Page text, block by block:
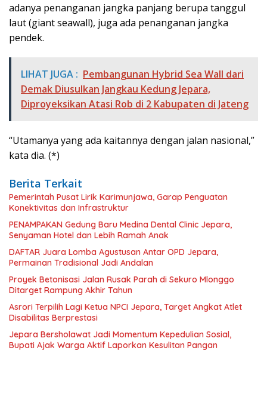
adanya penanganan jangka panjang berupa tanggul
laut (giant seawall), juga ada penanganan jangka
pendek.
LIHAT JUGA : Pembangunan Hybrid Sea Wall dari
Demak Diusulkan Jangkau Kedung Jepara,
Diproyeksikan Atasi Rob di 2 Kabupaten di Jateng
“Utamanya yang ada kaitannya dengan jalan nasional,”
kata dia. (*)
Berita Terkait
Pemerintah Pusat Lirik Karimunjawa, Garap Penguatan
Konektivitas dan Infrastruktur
PENAMPAKAN Gedung Baru Medina Dental Clinic Jepara,
Senyaman Hotel dan Lebih Ramah Anak
DAFTAR Juara Lomba Agustusan Antar OPD Jepara,
Permainan Tradisional Jadi Andalan
Proyek Betonisasi Jalan Rusak Parah di Sekuro Mlonggo
Ditarget Rampung Akhir Tahun
Asrori Terpilih Lagi Ketua NPCI Jepara, Target Angkat Atlet
Disabilitas Berprestasi
Jepara Bersholawat Jadi Momentum Kepedulian Sosial,
Bupati Ajak Warga Aktif Laporkan Kesulitan Pangan